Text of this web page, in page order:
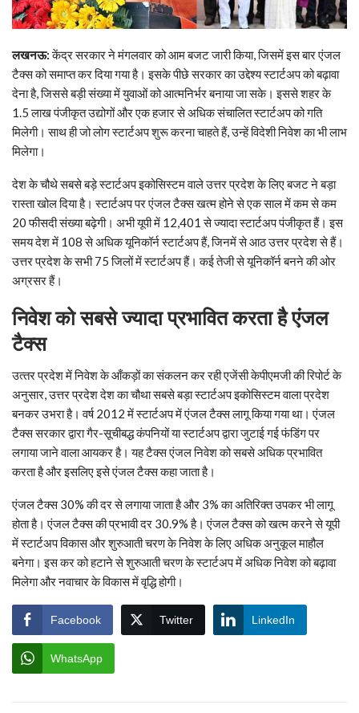
लखनऊ:केंद्र सरकार ने मंगलवार को आम बजट जारी किया, जिसमें इस बार एंजल
टैक्स को समाप्‍त कर दिया गया है। इसके पीछे सरकार का उद्देश्य स्टार्टअप को बढ़ावा
देना है, जिससे बड़ी संख्या में युवाओं को आत्मनिर्भर बनाया जा सके। इससे शहर के
1.5 लाख पंजीकृत उद्योगों और एक हजार से अधिक संचालित स्टार्टअप को गति
मिलेगी। साथ ही जो लोग स्टार्टअप शुरू करना चाहते हैं, उन्‍हें विदेशी निवेश का भी लाभ
मिलेगा।
देश के चौथे सबसे बड़े स्टार्टअप इकोसिस्टम वाले उत्तर प्रदेश के लिए बजट ने बड़ा
रास्ता खोल दिया है। स्टार्टअप पर एंजल टैक्स खत्म होने से एक साल में कम से कम
20 फीसदी संख्या बढ़ेगी। अभी यूपी में 12,401 से ज्यादा स्टार्टअप पंजीकृत हैं। इस
समय देश में 108 से अधिक यूनिकॉर्न स्टार्टअप हैं, जिनमें से आठ उत्तर प्रदेश से हैं।
उत्तर प्रदेश के सभी 75 जिलों में स्टार्टअप हैं। कई तेजी से यूनिकॉर्न बनने की ओर
अग्रसर हैं।
निवेश को सबसे ज्‍यादा प्रभावित करता है एंजल
टैक्‍स
उत्‍तर प्रदेश में निवेश के आँकड़ों का संकलन कर रही एजेंसी केपीएमजी की रिपोर्ट के
अनुसार, उत्तर प्रदेश देश का चौथा सबसे बड़ा स्टार्टअप इकोसिस्टम वाला प्रदेश
बनकर उभरा है। वर्ष 2012 में स्टार्टअप में एंजल टैक्स लागू किया गया था। एंजल
टैक्स सरकार द्वारा गैर-सूचीबद्ध कंपनियों या स्टार्टअप द्वारा जुटाई गई फंडिंग पर
लगाया जाने वाला आयकर है। यह टैक्स एंजल निवेश को सबसे अधिक प्रभावित
करता है और इसलिए इसे एंजल टैक्स कहा जाता है।
एंजल टैक्स 30% की दर से लगाया जाता है और 3% का अतिरिक्त उपकर भी लागू
होता है। एंजल टैक्स की प्रभावी दर 30.9% है। एंजल टैक्स को खत्म करने से यूपी
में स्टार्टअप विकास और शुरुआती चरण के निवेश के लिए अधिक अनुकूल माहौल
बनेगा। इस कर को हटाने से शुरुआती चरण के स्टार्टअप में अधिक निवेश को बढ़ावा
मिलेगा और नवाचार के विकास में वृद्धि होगी।
Facebook Twitter LinkedIn
WhatsApp